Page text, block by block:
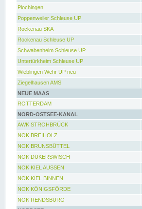
Plochingen
Poppenweiler Schleuse UP
Rockenau SKA
Rockenau Schleuse UP
Schwabenheim Schleuse UP
Untertürkheim Schleuse UP
Wieblingen Wehr UP neu
Ziegelhausen AMS
NEUE MAAS
ROTTERDAM
NORD-OSTSEE-KANAL
AWK STROHBRÜCK
NOK BREIHOLZ
NOK BRUNSBÜTTEL
NOK DÜKERSWISCH
NOK KIEL AUSSEN
NOK KIEL BINNEN
NOK KÖNIGSFÖRDE
NOK RENDSBURG